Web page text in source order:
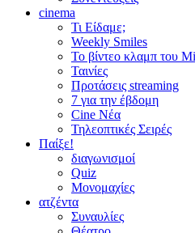
cinema
Τι Είδαμε;
Weekly Smiles
Το βίντεο κλαμπ του
Ταινίες
Προτάσεις streaming
7 για την έβδομη
Cine Νέα
Τηλεοπτικές Σειρές
Παίξε!
διαγωνισμοί
Quiz
Μονομαχίες
ατζέντα
Συναυλίες